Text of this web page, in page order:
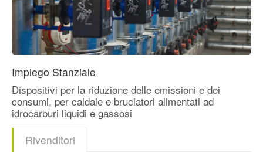
Contatti
Impiego Stanziale
Dispositivi per la riduzione delle emissioni e dei
consumi, per caldaie e bruciatori alimentati ad
idrocarburi liquidi e gassosi
Rivenditori